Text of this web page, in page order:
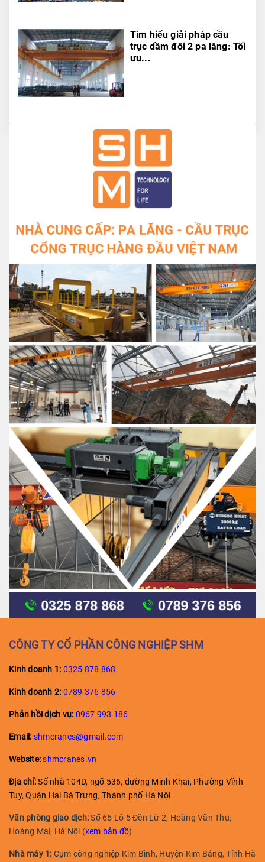
Tìm hiểu giải pháp cầu
trục dầm đôi 2 pa lăng: Tối
ưu...
CÔNG TY CỔ PHẦN CÔNG NGHIỆP SHM
Kinh doanh 1: 0325 878 868
Kinh doanh 2: 0789 376 856
Phản hồi dịch vụ: 0967 993 186
Email: shmcranes@gmail.com
Website: shmcranes.vn
Địa chỉ:Số nhà 104D, ngõ 536, đường Minh Khai, Phường Vĩnh
Tuy, Quận Hai Bà Trưng, Thành phố Hà Nội
Văn phòng giao dịch:Số 65 Lô 5 Đền Lừ 2, Hoàng Văn Thụ,
Hoàng Mai, Hà Nội (xem bản đồ)
Nhà máy 1: Cụm công nghiệp Kim Bình, Huyện Kim Bảng, Tỉnh Hà